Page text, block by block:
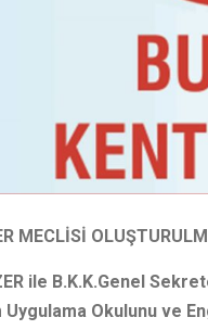
MECLİSİ
ile B.K.K.Genel
Uygulama Okulunu ve